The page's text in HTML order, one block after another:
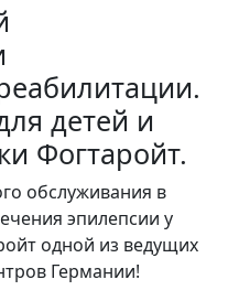
детей и
Фогтаройт.
обслуживания в
эпилепсии у
одной из ведущих
Германии!